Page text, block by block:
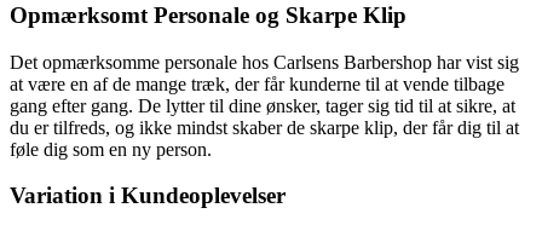
Opmærksomt Personale og Skarpe Klip
Det opmærksomme personale hos Carlsens Barbershop har vist sig
at være en af de mange træk, der får kunderne til at vende tilbage
gang efter gang. De lytter til dine ønsker, tager sig tid til at sikre, at
du er tilfreds, og ikke mindst skaber de skarpe klip, der får dig til at
føle dig som en ny person.
Variation i Kundeoplevelser